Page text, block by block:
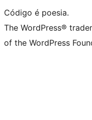
Código é poesia.
The WordPress®
of the WordPress